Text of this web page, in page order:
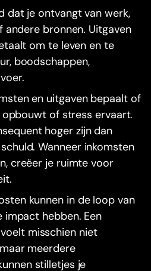
dat je ontvangt van werk,
andere bronnen. Uitgaven
om te leven en te
boodschappen,
en uitgaven bepaalt of
of stress ervaart.
hoger zijn dan
Wanneer inkomsten
creëer je ruimte voor
kunnen in de loop van
impact hebben. Een
misschien niet
meerdere
stilletjes je